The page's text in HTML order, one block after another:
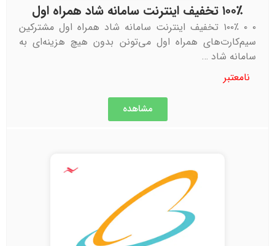
۱۰۰٪ تخفیف اینترنت سامانه شاد همراه اول
۰ ۰ ۱۰۰٪ تخفیف اینترنت سامانه شاد همراه اول مشترکین
سیم‌کارت‌های همراه اول می‌تونن بدون هیچ هزینه‌ای به
سامانه شاد …
نامعتبر
مشاهده